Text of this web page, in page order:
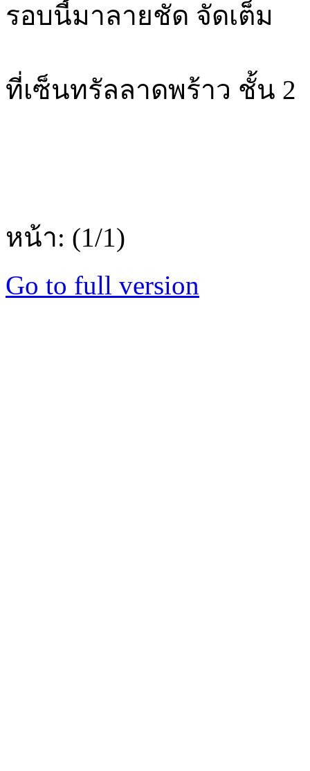
รอบนี้มาลายชัด จัดเต็ม
ที่เซ็นทรัลลาดพร้าว ชั้น 2
หน้า: (1/1)
Go to full version